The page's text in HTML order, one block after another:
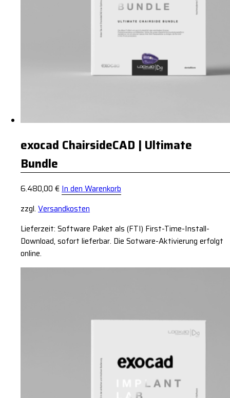
exocad ChairsideCAD | Ultimate
Bundle
6.480,00 €In den Warenkorb
zzgl. Versandkosten
Lieferzeit: Software Paket als (FTI) First-Time-Install-
Download, sofort lieferbar. Die Sotware-Aktivierung erfolgt
online.